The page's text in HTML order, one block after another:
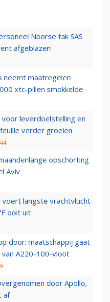
Noorse tak SAS
afgeblazen
neemt maatregelen
xtc-pillen smokkelde
leverdoelstelling en
verder groeien
opschorting
Aviv
voert langste vrachtvlucht
ooit uit
door: maatschappij gaat
van A220-100-vloot
door Apollo,
af